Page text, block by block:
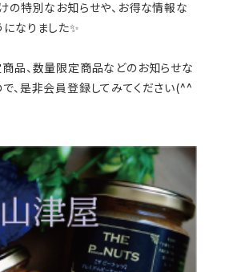
の特別なお知らせや、お得な情報な
なりました✨
品、数量限定商品などのお知らせな
、是非会員登録してみてください(^^